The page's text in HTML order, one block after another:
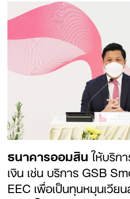
ธนาคารออมสินให้บริก
เงิน เช่น บริการ GSB
EEC เพื่อเป็นทุนหมุนเวีย